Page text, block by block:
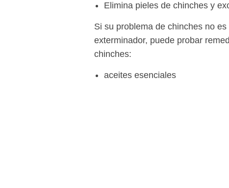
Elimina pieles de chinches y
Si su problema de chinches no
exterminador, puede probar
chinches:
aceites esenciales